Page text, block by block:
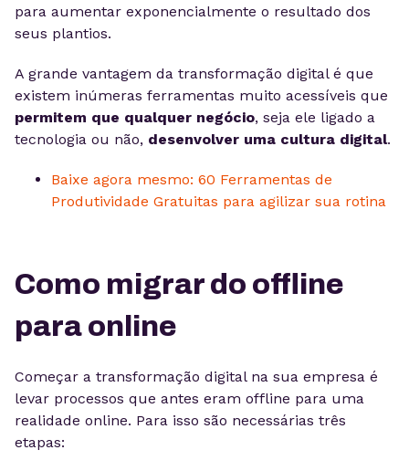
para aumentar exponencialmente o resultado dos
seus plantios.
A grande vantagem da transformação digital é que
existem inúmeras ferramentas muito acessíveis que
permitem que qualquer negócio, seja ele ligado a
tecnologia ou não, desenvolver uma cultura digital.
Baixe agora mesmo: 60 Ferramentas de
Produtividade Gratuitas para agilizar sua rotina
Como migrar do offline
para online
Começar a transformação digital na sua empresa é
levar processos que antes eram offline para uma
realidade online. Para isso são necessárias três
etapas: